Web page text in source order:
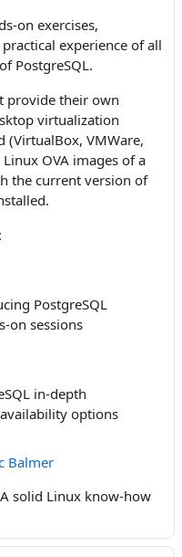
on exercises,
experience of all
PostgreSQL.
provide their own
virtualization
(VirtualBox, VMWare,
OVA images of a
the current version of
PostgreSQL
on sessions
in-depth
options
Balmer
A solid Linux know-how